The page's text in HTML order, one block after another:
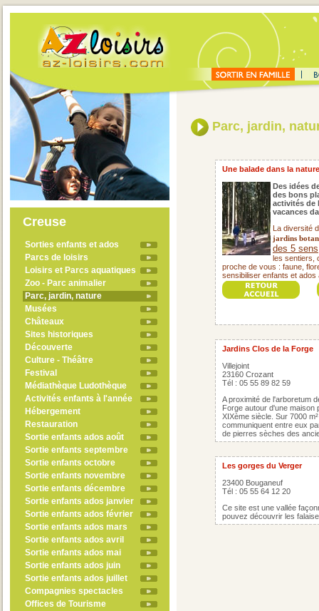
Creuse
Sorties enfants et ados
Parcs de loisirs
Loisirs et Parcs aquatiques
Zoo - Parc animalier
Parc, jardin, nature
Musées
Châteaux
Sites historiques
Découverte
Culture - Théâtre
Festival
Médiathèque Ludothèque
Activités enfants à l'année
Hébergement
Restauration
Sortie enfants ados août
Sortie enfants septembre
Sortie enfants octobre
Sortie enfants novembre
Sortie enfants décembre
Sortie enfants ados janvier
Sortie enfants ados février
Sortie enfants ados mars
Sortie enfants ados avril
Sortie enfants ados mai
Sortie enfants ados juin
Sortie enfants ados juillet
Compagnies spectacles
Offices de Tourisme
Parc, jardin,
Une balade dans la
Des idées
des bons
activités de
vacances
La diversité
jardins
des 5 sens
les sentiers,
proche de vous : faune,
sensibiliser enfants et ados
Jardins Clos de la Forge
Villejoint
23160 Crozant
Tél : 05 55 89 82 59
A proximité de l'arboretum
Forge autour d'une maison
XIXème siècle. Sur 7000
communiquent entre eux
de pierres sèches des
Les gorges du Verger
23400 Bouganeuf
Tél : 05 55 64 12 20
Ce site est une vallée
pouvez découvrir les